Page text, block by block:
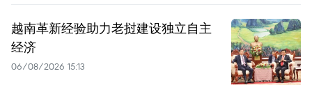
越南革新经验助力老挝建设独立自主
经济
06/08/2026 15:13